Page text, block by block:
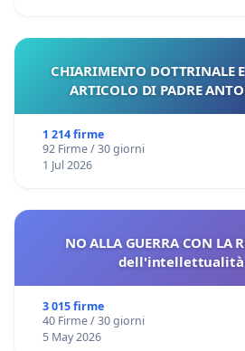
CHIARIMENTO DOTTRINALE
ARTICOLO DI PADRE
1 214 firme
92 Firme / 30 giorni
1 Jul 2026
NO ALLA GUERRA CON LA
dell'intellettualità
3 015 firme
40 Firme / 30 giorni
5 May 2026